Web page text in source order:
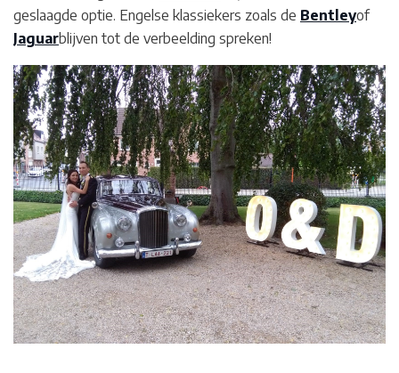
geslaagde optie. Engelse klassiekers zoals de Bentleyof
Jaguarblijven tot de verbeelding spreken!